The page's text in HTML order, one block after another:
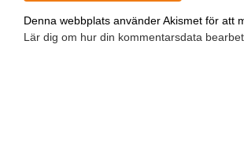
Denna webbplats använder Akismet för att
Lär dig om hur din kommentarsdata